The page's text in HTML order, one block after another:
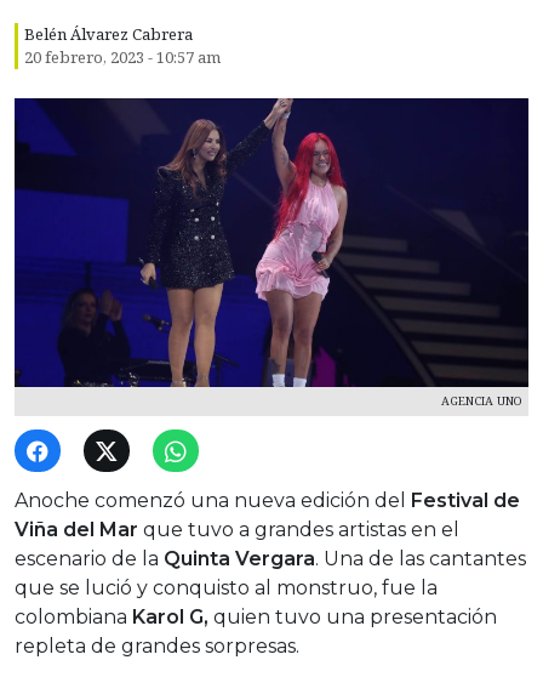
Belén Álvarez Cabrera
20 febrero, 2023 - 10:57 am
AGENCIA UNO
Anoche comenzó una nueva edición del
Festival de
Viña del Mar que tuvo a grandes artistas en el
escenario de la Quinta Vergara. Una de las cantantes
que se lució y conquisto al monstruo, fue la
colombiana Karol G, quien tuvo una presentación
repleta de grandes sorpresas.